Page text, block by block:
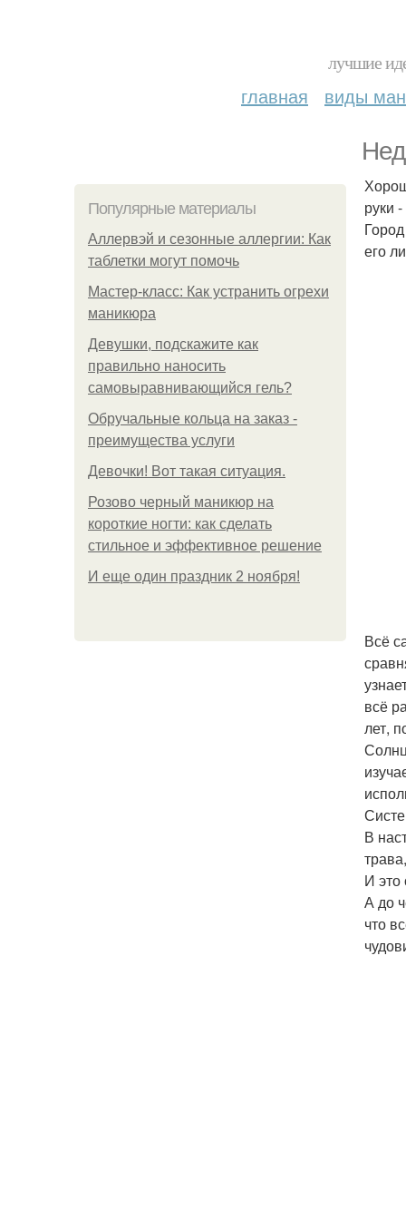
лучшие
главная виды
Популярные материалы
Аллервэй и сезонные аллергии: Как
таблетки могут помочь
Мастер-класс: Как устранить огрехи
маникюра
Девушки, подскажите как
правильно наносить
самовыравнивающийся гель?
Обручальные кольца на заказ -
преимущества услуги
Девочки! Вот такая ситуация.
Розово черный маникюр на
короткие ногти: как сделать
стильное и эффективное решение
И еще один праздник 2 ноября!
руки
его
Всё
всё
лет,
В
И это
А до
что